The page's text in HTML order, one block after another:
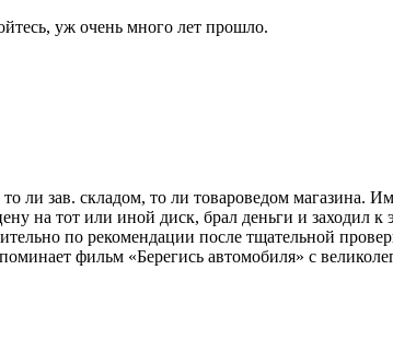
уж очень много лет прошло.
ли зав. складом, то ли товароведом магазина.
на тот или иной диск, брал деньги и заходил к
по рекомендации после тщательной
фильм «Берегись автомобиля» с